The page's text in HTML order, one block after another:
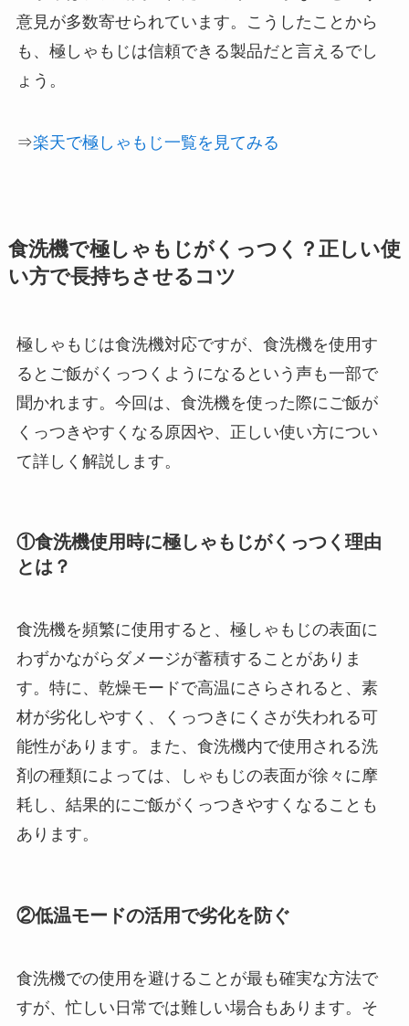
意見が多数寄せられています。こうしたことから
も、極しゃもじは信頼できる製品だと言えるでし
ょう。
⇒楽天で極しゃもじ一覧を見てみる
食洗機で極しゃもじがくっつく？正しい使
い方で長持ちさせるコツ
極しゃもじは食洗機対応ですが、食洗機を使用す
るとご飯がくっつくようになるという声も一部で
聞かれます。今回は、食洗機を使った際にご飯が
くっつきやすくなる原因や、正しい使い方につい
て詳しく解説します。
①食洗機使用時に極しゃもじがくっつく理由
とは？
食洗機を頻繁に使用すると、極しゃもじの表面に
わずかながらダメージが蓄積することがありま
す。特に、乾燥モードで高温にさらされると、素
材が劣化しやすく、くっつきにくさが失われる可
能性があります。また、食洗機内で使用される洗
剤の種類によっては、しゃもじの表面が徐々に摩
耗し、結果的にご飯がくっつきやすくなることも
あります。
②低温モードの活用で劣化を防ぐ
食洗機での使用を避けることが最も確実な方法で
すが、忙しい日常では難しい場合もあります。そ